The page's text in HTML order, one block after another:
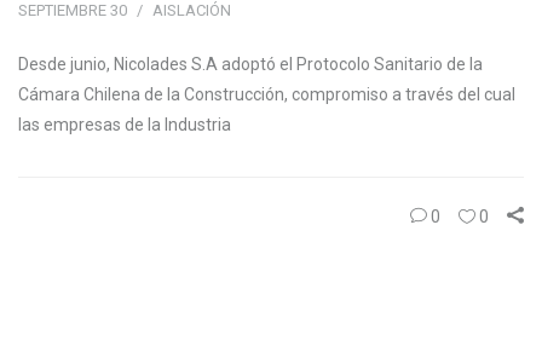
SEPTIEMBRE 30 AISLACIÓN
Desde junio, Nicolades S.A adoptó el Protocolo Sanitario de la
Cámara Chilena de la Construcción, compromiso a través del cual
las empresas de la Industria
0 0